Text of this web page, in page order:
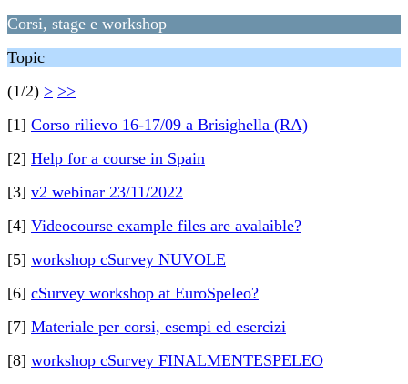
Corsi, stage e workshop
Topic
(1/2) > >>
[1] Corso rilievo 16-17/09 a Brisighella (RA)
[2] Help for a course in Spain
[3] v2 webinar 23/11/2022
[4] Videocourse example files are avalaible?
[5] workshop cSurvey NUVOLE
[6] cSurvey workshop at EuroSpeleo?
[7] Materiale per corsi, esempi ed esercizi
[8] workshop cSurvey FINALMENTESPELEO